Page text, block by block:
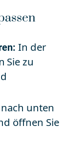
In der
Sie zu
nach unten
öffnen Sie